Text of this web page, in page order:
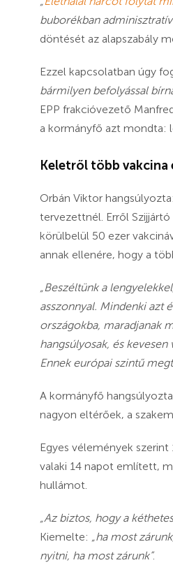
buborékban
döntését az alapszabály
Ezzel kapcsolatban úgy
bármilyen befolyással
EPP frakcióvezető
a kormányfő azt mondta:
Keletről több vakcina
Orbán Viktor hangsúlyozta:
tervezettnél. Erről
körülbelül 50 ezer
annak ellenére, hogy a
„Beszéltünk a
asszonnyal. Mindenki azt
országokba, maradjanak
hangsúlyosak, és
Ennek európai szintű
A kormányfő
nagyon eltérőek, a
Egyes vélemények
valaki 14 napot említett,
hullámot.
„Az biztos, hogy a
Kiemelte: „ha most
nyitni, ha most zárunk”.